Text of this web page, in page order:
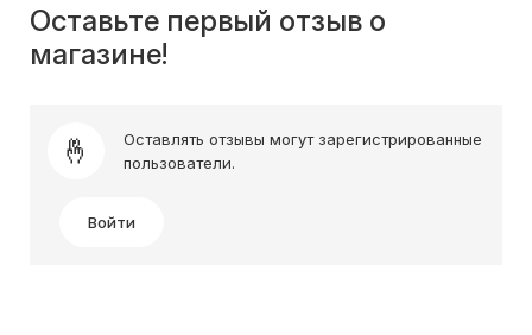
Оставьте первый отзыв о
магазине!
Оставлять отзывы могут зарегистрированные
пользователи.
Войти